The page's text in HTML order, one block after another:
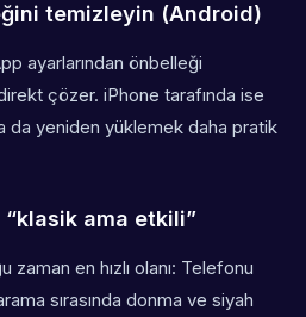
temizleyin (Android)
ayarlarından önbelleği
çözer. iPhone tarafında ise
da yeniden yüklemek daha pratik
ama etkili”
en hızlı olanı: Telefonu
sırasında donma ve siyah